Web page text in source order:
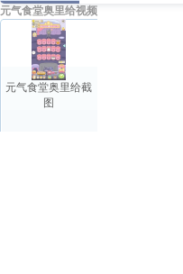
元气食堂奥里给视频
元气食堂奥里给截
图